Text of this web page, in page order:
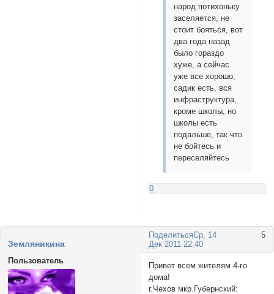
народ потихоньку
заселяется, не
стоит бояться, вот
два года назад
было гораздо
хуже, а сейчас
уже все хорошо,
садик есть, вся
инфраструктура,
кроме школы, но
школы есть
подальше, так что
не бойтесь и
переселяйтесь
0
Поделиться 5
Ср, 14
Дек 2011 22:40
Земляникина
Пользователь
Привет всем жителям 4-го
дома!
г.Чехов мкр.Губернский: